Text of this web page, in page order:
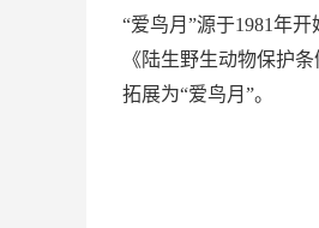
“爱鸟月”源于1981年
《陆生野生动物保护
拓展为“爱鸟月”。